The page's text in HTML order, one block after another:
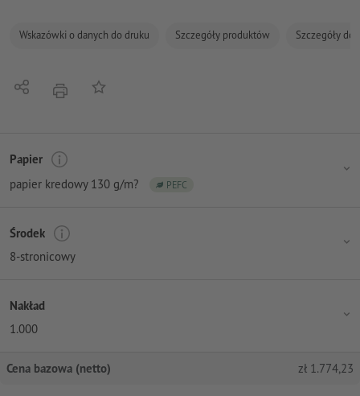
Wskazówki o danych do druku Szczegóły produktów Szczegóły
UdostępnijNacisnąćDo listy obserwowanych
Papier
papier kredowy 130 g/m?
PEFC
Środek
8-stronicowy
Nakład
1.000
Cena bazowa (netto) zł 1.774,23